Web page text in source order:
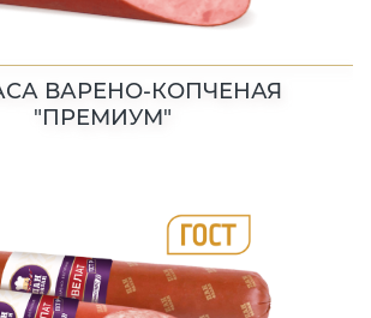
ВАРЕНО-КОПЧЕНАЯ
"ПРЕМИУМ"